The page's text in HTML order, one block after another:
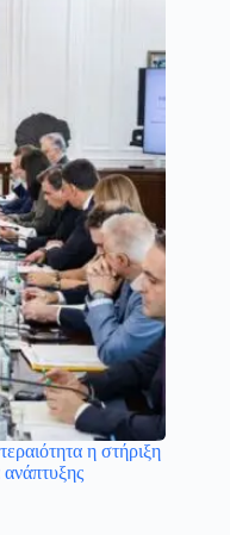
η στήριξη
ανάπτυξης